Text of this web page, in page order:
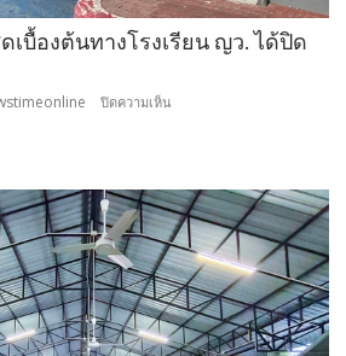
บื้องต้นทางโรงเรียน ญว. ได้ปิด
ปิดความเห็น
ล่าสุด
เบื้อง
ต้นทาง
โรงเรียน
ญว.
ได้